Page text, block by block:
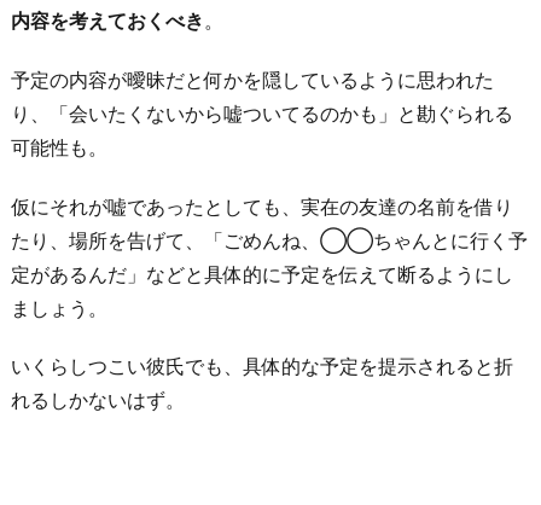
内容を考えておくべき 。
予定の内容が曖昧だと何かを隠しているように思われた
り、「会いたくないから嘘ついてるのかも」と勘ぐられる
可能性も。
仮にそれが嘘であったとしても、実在の友達の名前を借り
たり、場所を告げて、「ごめんね、◯◯ちゃんと︎︎に行く予
定があるんだ」などと具体的に予定を伝えて断るようにし
ましょう。
いくらしつこい彼氏でも、具体的な予定を提示されると折
れるしかないはず。